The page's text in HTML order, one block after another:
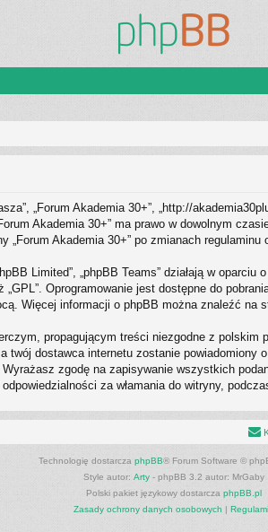
„Forum Akademia 30+”, „http://
Akademia 30+” ma prawo w dowolnym
Akademia 30+” po zmianach
Limited”, „phpBB Teams” działają w
„GPL”. Oprogramowanie jest dostępne do
Więcej informacji o phpBB można znaleźć na
propagującym treści niezgodne z
dostawca internetu zostanie powiadomiony
zgodę na zapisywanie wszystkich
za włamania do witryny,
Technologię dostarcza phpBB® Forum Software ©
Style autor: Arty - phpBB 3.2 autor: MrGaby
Polski pakiet językowy dostarcza phpBB.pl
Zasady ochrony danych osobowych |